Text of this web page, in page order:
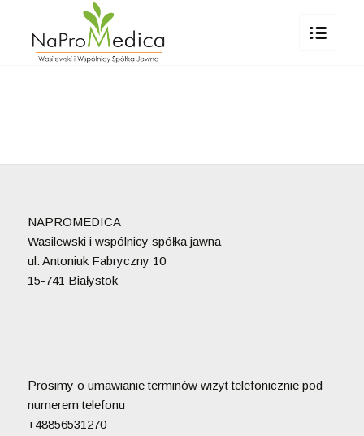
NAPROMEDICA
Wasilewski i wspólnicy spółka jawna
ul. Antoniuk Fabryczny 10
15-741 Białystok
Prosimy o umawianie terminów wizyt telefonicznie pod
numerem telefonu
+48856531270